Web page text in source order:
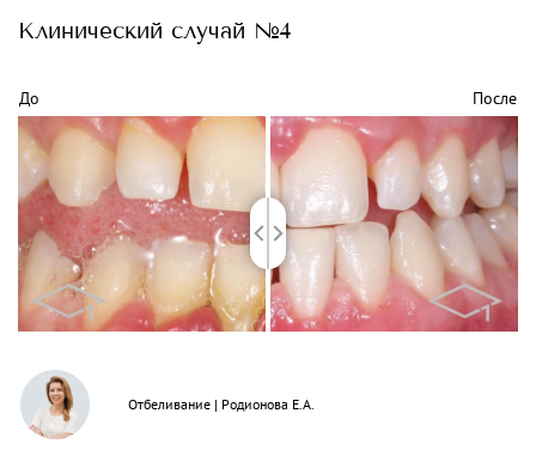
Клинический случай №4
До После
Отбеливание| Родионова Е.А.